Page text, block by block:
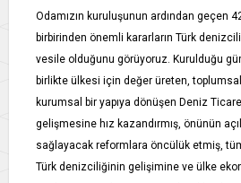
Odamızın kuruluşunun ardından geçen 42
birbirinden önemli kararların Türk
vesile olduğunu görüyoruz. Kurulduğu
birlikte ülkesi için değer üreten, toplumsal
kurumsal bir yapıya dönüşen Deniz
gelişmesine hız kazandırmış, önünün
sağlayacak reformlara öncülük etmiş,
Türk denizciliğinin gelişimine ve ülke